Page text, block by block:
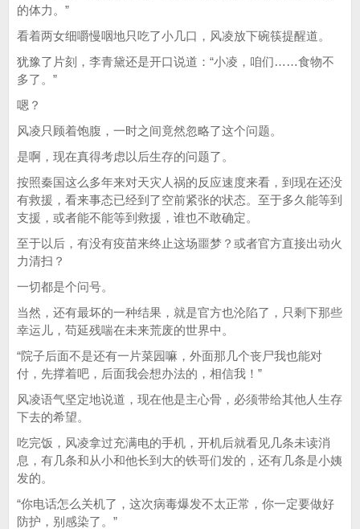
的体力。”
看着两女细嚼慢咽地只吃了小几口，风凌放下碗筷提醒道。
犹豫了片刻，李青黛还是开口说道：“小凌，咱们……食物不
多了。”
嗯？
风凌只顾着饱腹，一时之间竟然忽略了这个问题。
是啊，现在真得考虑以后生存的问题了。
按照秦国这么多年来对天灾人祸的反应速度来看，到现在还没
有救援，看来事态已经到了空前紧张的状态。至于多久能等到
支援，或者能不能等到救援，谁也不敢确定。
至于以后，有没有疫苗来终止这场噩梦？或者官方直接出动火
力清扫？
一切都是个问号。
当然，还有最坏的一种结果，就是官方也沦陷了，只剩下那些
幸运儿，苟延残喘在未来荒废的世界中。
“院子后面不是还有一片菜园嘛，外面那几个丧尸我也能对
付，先撑着吧，后面我会想办法的，相信我！”
风凌语气坚定地说道，现在他是主心骨，必须带给其他人生存
下去的希望。
吃完饭，风凌拿过充满电的手机，开机后就看见几条未读消
息，有几条和从小和他长到大的铁哥们发的，还有几条是小姨
发的。
“你电话怎么关机了，这次病毒爆发不太正常，你一定要做好
防护，别感染了。”